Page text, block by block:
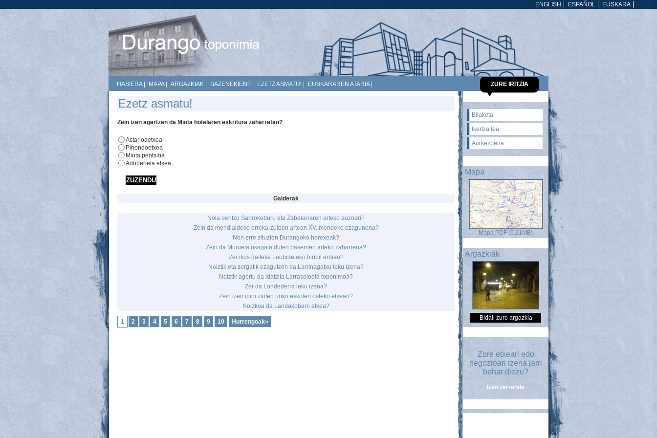
EUSKARA
ESPAÑOL
ENGLISH
HASIERA| MAPA| ARGAZKIAK BAZENEKIEN? EZETZ ASMATU! EUSKARAREN ATARIA| ZURE IRITZIA
Ezetz asmatu!
Zein izen agertzen da Miota hotelaren eskritura zaharretan?
Astarloaetxea
Pinondoetxea
Miota pentsioa
Adoberieta etxea
Galderak
Nola deritzo Sanrokeburu eta Zabalarraren arteko auzoari?
Zein da mendialdeko erreka-zuloen artean XV. mendeko ezagunena?
Non erre zituzten Durangoko herexeak?
Zein da Murueta osagaia duten baserrien arteko zaharrena?
Zer ikus daiteke Laubidetako biribil erdian?
Noiztik eta zergatik ezagutzen da Larrinagatxu leku izena?
Noiztik agertu da idatzita Larrasoloeta toponimoa?
Zer da Landederra leku izena?
Zein izen ipini zioten uriko eskolen osteko etxeari?
Noizkoa da Landakobarri etxea?
1 2 3 4 5 6 7 8 9 10 Hurrengoak»
Bilaketa
Ikertzailea
Aurkezpena
Mapa
Mapa PDF (6.21MB)
Argazkiak
Bidali zure argazkia
Zure etxeari edo
negozioari izena jarri
behar diozu?
Izen zerrenda